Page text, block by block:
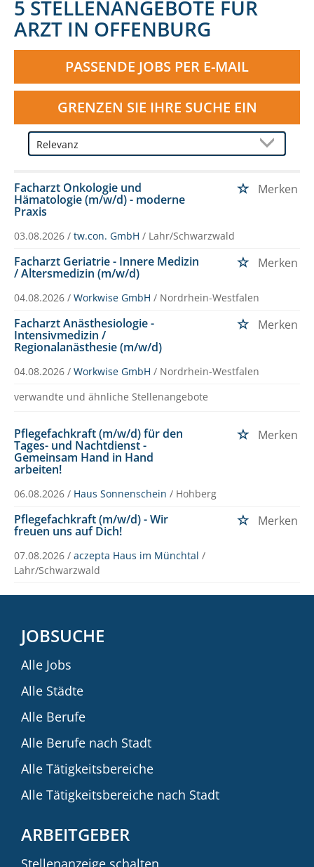
5 STELLENANGEBOTE FÜR
ARZT IN OFFENBURG
PASSENDE JOBS PER E-MAIL
GRENZEN SIE IHRE SUCHE EIN
Facharzt Onkologie und
Hämatologie (m/w/d) - moderne
Praxis
Merken
03.08.2026 / tw.con. GmbH / Lahr/Schwarzwald
Facharzt Geriatrie - Innere Medizin
/ Altersmedizin (m/w/d)
Merken
04.08.2026 / Workwise GmbH / Nordrhein-Westfalen
Facharzt Anästhesiologie -
Intensivmedizin /
Regionalanästhesie (m/w/d)
Merken
04.08.2026 / Workwise GmbH / Nordrhein-Westfalen
verwandte und ähnliche Stellenangebote
Pflegefachkraft (m/w/d) für den
Tages- und Nachtdienst -
Gemeinsam Hand in Hand
arbeiten!
Merken
06.08.2026 / Haus Sonnenschein / Hohberg
Pflegefachkraft (m/w/d) - Wir
freuen uns auf Dich!
Merken
07.08.2026 / aczepta Haus im Münchtal /
Lahr/Schwarzwald
JOBSUCHE
Alle Jobs
Alle Städte
Alle Berufe
Alle Berufe nach Stadt
Alle Tätigkeitsbereiche
Alle Tätigkeitsbereiche nach Stadt
ARBEITGEBER
Stellenanzeige schalten